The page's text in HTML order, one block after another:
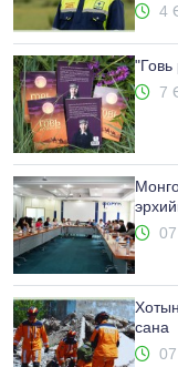
4
"Говь
7
сана